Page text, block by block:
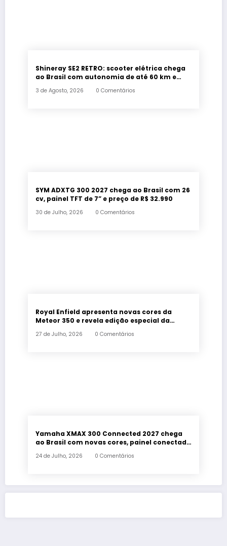
Shineray SE2 RETRO: scooter elétrica chega
ao Brasil com autonomia de até 60 km e
3 de Agosto, 2026 0 Comentários
SYM ADXTG 300 2027 chega ao Brasil com 26
cv, painel TFT de 7” e preço de R$ 32.990
30 de Julho, 2026 0 Comentários
Royal Enfield apresenta novas cores da
Meteor 350 e revela edição especial da
27 de Julho, 2026 0 Comentários
Yamaha XMAX 300 Connected 2027 chega
ao Brasil com novas cores, painel conectado
24 de Julho, 2026 0 Comentários